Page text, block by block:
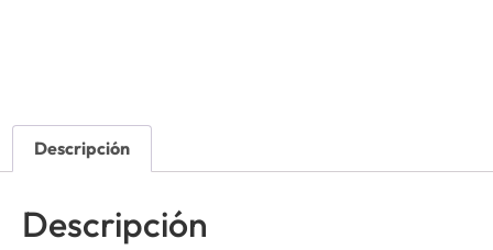
Descripción
Descripción